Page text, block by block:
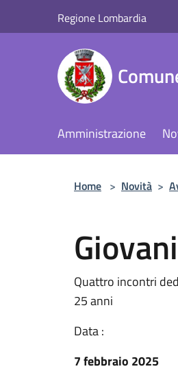
Regione Lombardia
Amministrazione
Home > Novità >
Quattro incontri
25 anni
Data :
7 febbraio 2025